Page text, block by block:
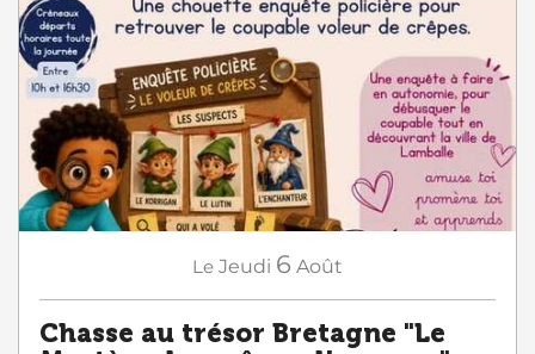
Le Jeudi 6 Août
Chasse au trésor Bretagne "Le